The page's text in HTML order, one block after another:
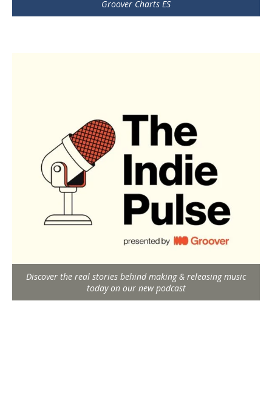
Groover Charts ES
Discover the real stories behind making & releasing music
today on our new podcast